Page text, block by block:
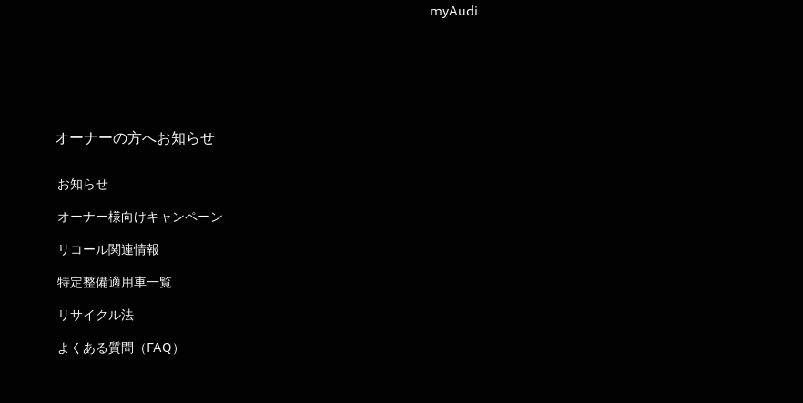
myAudi
オーナーの方へお知らせ
お知らせ
オーナー様向けキャンペーン
リコール関連情報
特定整備適用車一覧
リサイクル法
よくある質問（FAQ）